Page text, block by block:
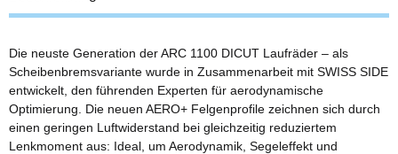
Die neuste Generation der ARC 1100 DICUT Laufräder – als
Scheibenbremsvariante wurde in Zusammenarbeit mit SWISS SIDE
entwickelt, den führenden Experten für aerodynamische
Optimierung. Die neuen AERO+ Felgenprofile zeichnen sich durch
einen geringen Luftwiderstand bei gleichzeitig reduziertem
Lenkmoment aus: Ideal, um Aerodynamik, Segeleffekt und